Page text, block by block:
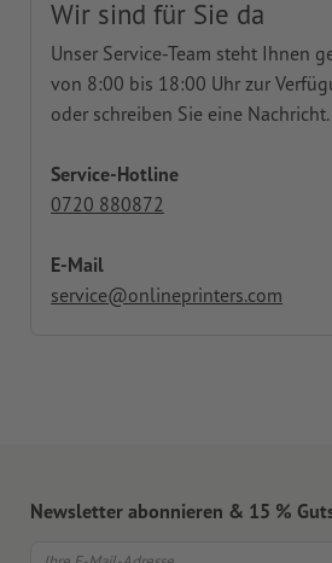
Wir sind für Sie da
Unser Service-Team steht Ihnen
von 8:00 bis 18:00 Uhr zur
oder schreiben Sie eine Nachricht.
Service-Hotline
0720 880872
E-Mail
service@onlineprinters.com
Newsletter abonnieren & 15 %